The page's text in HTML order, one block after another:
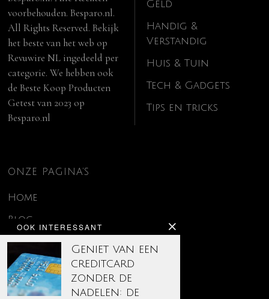
OOK INTERESSANT
Geniet van een
creditcard
zonder de
nadelen: de
voorbehouden. Besparo.nl.
All Rights Reserved. Bekijk
het beste van het web op
Revuwire NL ingedeeld per
categorie. We hebben ook
deBeste Koop Producten
Getest van 2023 op
Besparo.nl
Geld
Handig &
Verstandig
Huis & Tuin
Tech & Gadgets
Tips en tricks
ONZE PAGINA’S
Home
Blog
Contact
Disclaimer
Over ons